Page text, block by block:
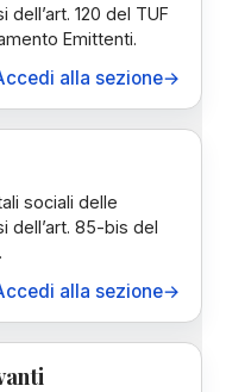
120 del TUF
Emittenti.
alla sezione→
sociali delle
dell’art. 85-bis del
alla sezione→